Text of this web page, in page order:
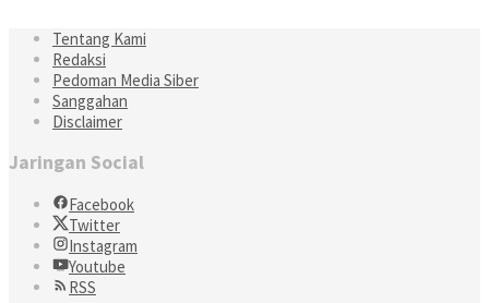
Tentang Kami
Redaksi
Pedoman Media Siber
Sanggahan
Disclaimer
Jaringan Social
Facebook
Twitter
Instagram
Youtube
RSS